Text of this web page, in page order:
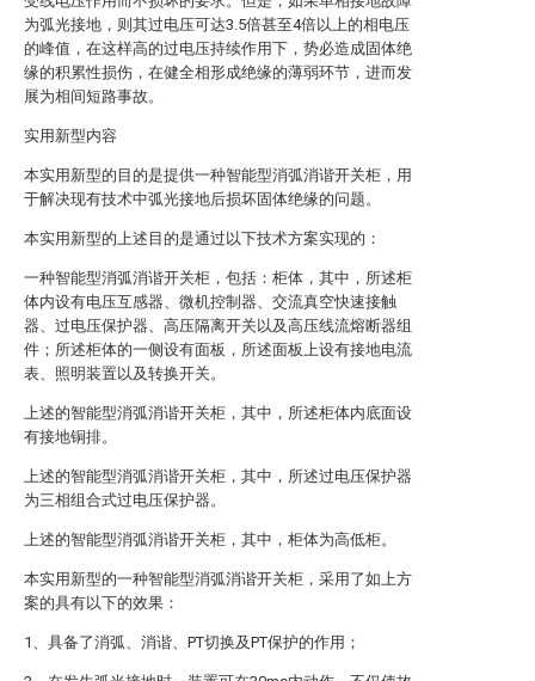
为弧光接地，则其过电压可达3.5倍甚至4倍以上的相电压
的峰值，在这样高的过电压持续作用下，势必造成固体绝
缘的积累性损伤，在健全相形成绝缘的薄弱环节，进而发
展为相间短路事故。
实用新型内容
本实用新型的目的是提供一种智能型消弧消谐开关柜，用
于解决现有技术中弧光接地后损坏固体绝缘的问题。
本实用新型的上述目的是通过以下技术方案实现的：
一种智能型消弧消谐开关柜，包括：柜体，其中，所述柜
体内设有电压互感器、微机控制器、交流真空快速接触
器、过电压保护器、高压隔离开关以及高压线流熔断器组
件；所述柜体的一侧设有面板，所述面板上设有接地电流
表、照明装置以及转换开关。
上述的智能型消弧消谐开关柜，其中，所述柜体内底面设
有接地铜排。
上述的智能型消弧消谐开关柜，其中，所述过电压保护器
为三相组合式过电压保护器。
上述的智能型消弧消谐开关柜，其中，柜体为高低柜。
本实用新型的一种智能型消弧消谐开关柜，采用了如上方
案的具有以下的效果：
1、具备了消弧、消谐、PT切换及PT保护的作用；